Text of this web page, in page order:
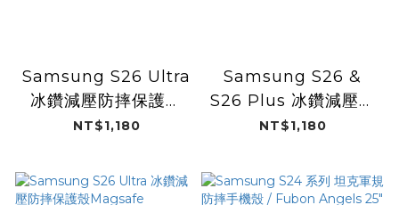
Samsung S26 Ultra
冰鑽減壓防摔保護殼
Magsafe
NT$1,180
Samsung S26 &
S26 Plus 冰鑽減壓防
摔保護殼Magsafe
NT$1,180